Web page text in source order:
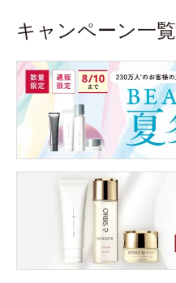
キャンペーン一覧